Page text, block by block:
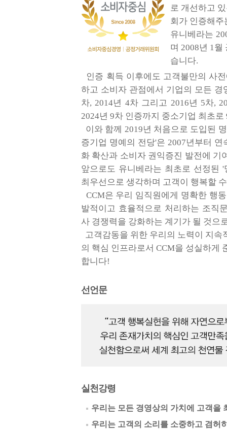
로 개선하고
회가 인증해주
유니베라는
며 2008년 1월
습니다.
인증 획득 이후에도 고객불만의 사
하고 소비자 관점에서 기업의 모든 경
차, 2014년 4차 그리고 2016년 5차,
2024년 9차 인증까지 중소기업 최초
이와 함께 2019년 처음으로 도입된
증기업 명예의 전당'은 2007년부터
화 확산과 소비자 권익증진 발전에 기
앞으로도 유니베라는 최초로 선정된
최우선으로 생각하며 고객이 행복할
CCM은 우리 임직원에게 명확한 행
발적이고 효율적으로 처리하는 조직
사 경쟁력을 강화하는 계기가 될 것으
고객감동을 위한 우리의 노력이 지
의 핵심 인프라로서 CCM을 성실하게
합니다!
선언문
실천강령
우리는 모든 경영상의 가치에 고객을
우리는 고객의 소리를 소중하고 겸허